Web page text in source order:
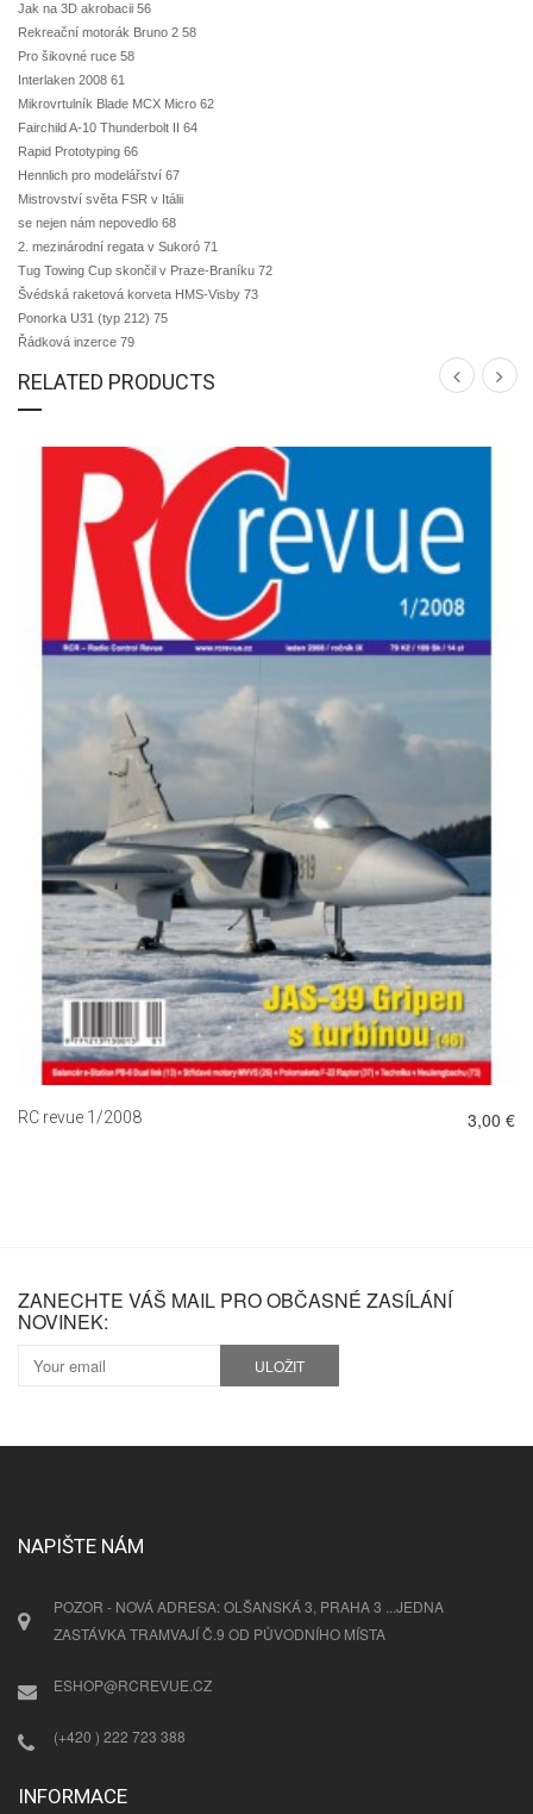
Jak na 3D akrobacii 56
Rekreační motorák Bruno 2 58
Pro šikovné ruce 58
Interlaken 2008 61
Mikrovrtulník Blade MCX Micro 62
Fairchild A-10 Thunderbolt II 64
Rapid Prototyping 66
Hennlich pro modelářství 67
Mistrovství světa FSR v Itálii
se nejen nám nepovedlo 68
2. mezinárodní regata v Sukoró 71
Tug Towing Cup skončil v Praze-Braníku 72
Švédská raketová korveta HMS-Visby 73
Ponorka U31 (typ 212) 75
Řádková inzerce 79
RELATED PRODUCTS
RC revue 1/2008 3,00 €
DETAIL
ZANECHTE VÁŠ MAIL PRO OBČASNÉ ZASÍLÁNÍ
NOVINEK:
ULOŽIT
NAPIŠTE NÁM
POZOR - NOVÁ ADRESA: OLŠANSKÁ 3, PRAHA 3 ...JEDNA
ZASTÁVKA TRAMVAJÍ Č.9 OD PŮVODNÍHO MÍSTA
ESHOP@RCREVUE.CZ
(+420 ) 222 723 388
INFORMACE